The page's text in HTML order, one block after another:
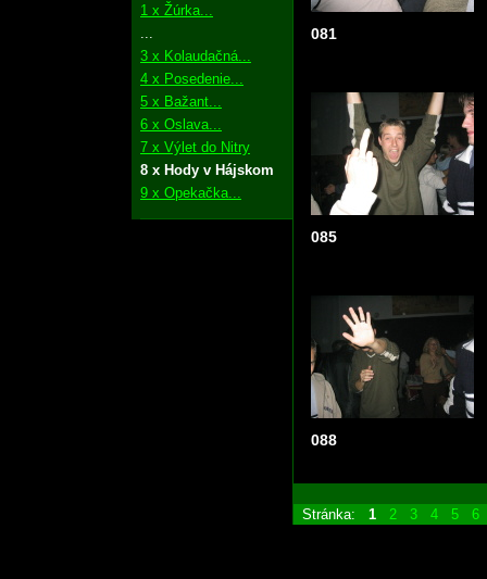
1 x Žúrka...
3 x Kolaudačná...
4 x Posedenie...
5 x Bažant...
6 x Oslava...
7 x Výlet do Nitry
8 x Hody v Hájskom
9 x Opekačka...
081
085
088
Stránka: 1 2 3 4 5 6